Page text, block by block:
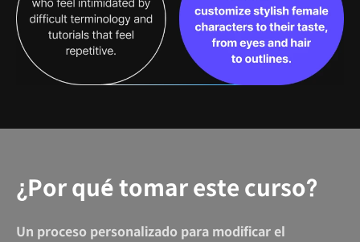
¿Por qué tomar este curso?
Un proceso personalizado para modificar el